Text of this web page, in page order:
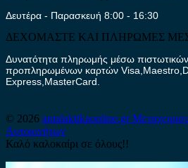
Δευτέρα - Παρασκευή 8:00 - 16:30
ΔΕΧΟΜΑΣΤΕ ΚΑΙ ΠΛΗΡΩΜΕΣ
Δυνατότητα πληρωμής μέσω
προπληρωμένων καρτών
Express,MasterCard.
© 2026 antalaktikaonline.gr
Αυτοκινήτων
Καλό καλοκαίρι σε όλους!!